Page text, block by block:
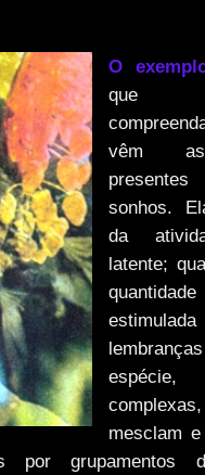
O
que
vêm
sonhos.
da
latente;
mesclam
por grupamentos